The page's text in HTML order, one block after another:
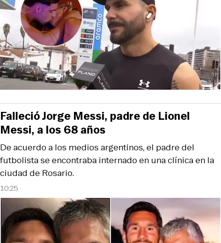
10:25
De acuerdo a los medios argentinos, el padre del
futbolista se encontraba internado en una clínica en la
ciudad de Rosario.
Falleció Jorge Messi, padre de Lionel
Messi, a los 68 años